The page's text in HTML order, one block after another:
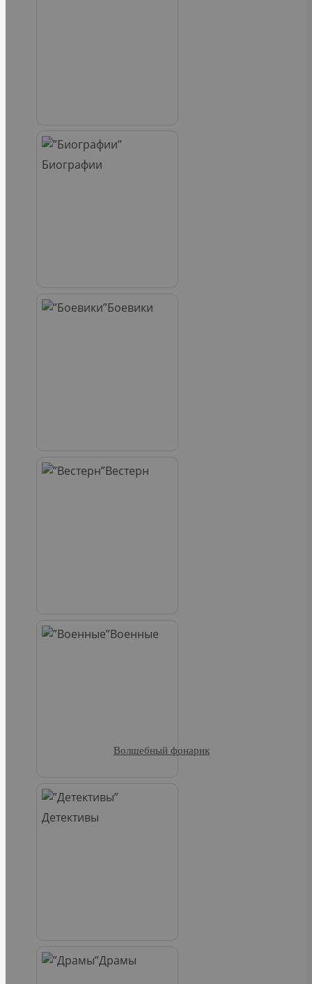
Биографии
Боевики
Вестерн
Военные
Детективы
Драмы
Волшебный фонарик